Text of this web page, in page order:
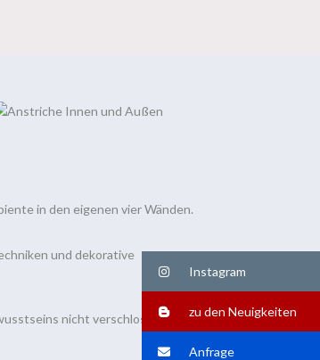
in den eigenen vier Wänden.
und dekorative
nicht verschlossen. Wir
Instagram
zu den Neuigkeiten
Anfrage